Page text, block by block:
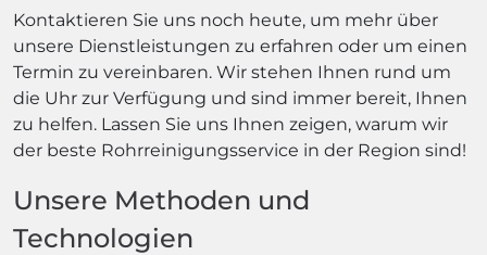
Kontaktieren Sie uns noch heute, um mehr über
unsere Dienstleistungen zu erfahren oder um einen
Termin zu vereinbaren. Wir stehen Ihnen rund um
die Uhr zur Verfügung und sind immer bereit, Ihnen
zu helfen. Lassen Sie uns Ihnen zeigen, warum wir
der beste Rohrreinigungsservice in der Region sind!
Unsere Methoden und
Technologien